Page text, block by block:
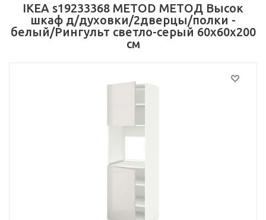
IKEA s19233368 METOD МЕТОД Высок
шкаф д/духовки/2дверцы/полки -
белый/Рингульт светло-серый 60x60x200
см